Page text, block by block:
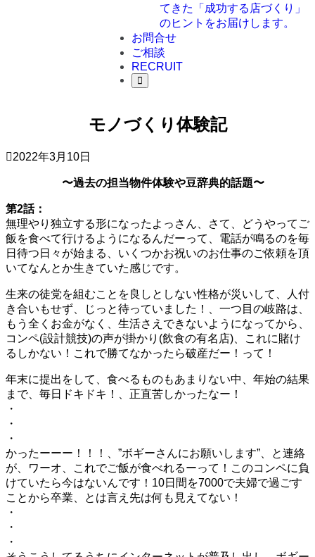
てきた「成功する店づくり」
のヒントをお届けします。
お問合せ
ご相談
RECRUIT
モノづくり体験記
2022年3月10日
〜過去の担当物件体験や豆辞典的話題〜
第2話：
無理やり独立する形になったよっさん、さて、どうやってご
飯を食べて行けるようになるんだーって、電話が鳴るのを毎
日待つ日々が始まる、いくつかお祝いのお仕事のご依頼を頂
いてなんとか生きていた感じです。
生来の徒党を組むことを良しとしない性格が災いして、人付
き合いもせず、じっと待っていました！、一つ目の岐路は、
もう全くお金がなく、生活さえできないようになってから、
コンペ(設計競技)の声が掛かり(飲食の有名店)、これに賭け
るしかない！これで勝てなかったら破産だー！って！
年末に提出をして、食べるものもあまりない中、年始の結果
まで、毎日ドキドキ！、正直苦しかったなー！
・
・
・
かったーーー！！！、”ボギーさんにお願いします”、と連絡
が、ワーオ、これでご飯が食べれるーって！このコンペに負
けていたら今はないんです！10日間を7000で夫婦で過ごす
ことから卒業、とは言え先は何も見えてない！
・
・
・